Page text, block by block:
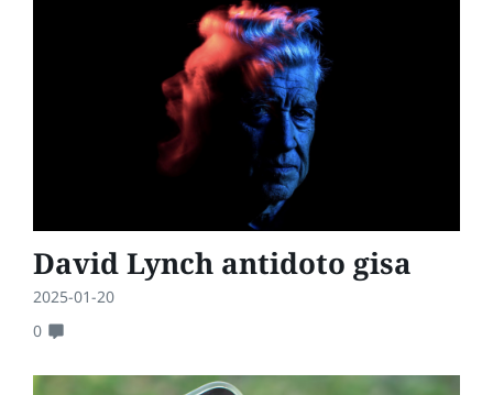
David Lynch antidoto gisa
2025-01-20
0